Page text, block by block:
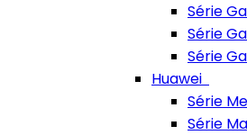
Série
Série
Série
Huawei
Série
Série